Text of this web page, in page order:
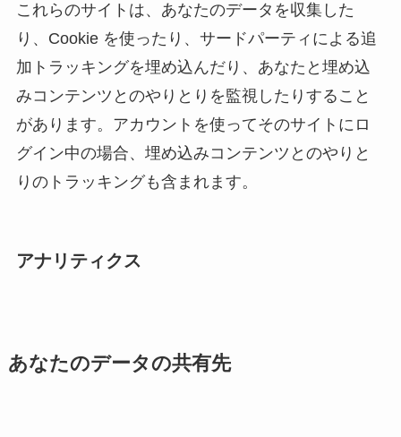
これらのサイトは、あなたのデータを収集した
り、Cookie を使ったり、サードパーティによる追
加トラッキングを埋め込んだり、あなたと埋め込
みコンテンツとのやりとりを監視したりすること
があります。アカウントを使ってそのサイトにロ
グイン中の場合、埋め込みコンテンツとのやりと
りのトラッキングも含まれます。
アナリティクス
あなたのデータの共有先